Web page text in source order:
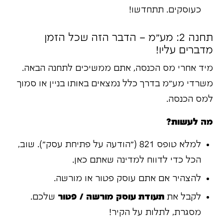
כעוסקים. תתחדשו!
תחנה 2: מע"מ – הדבר הזה שכל הזמן
מדברים עליו!
מיד אחרי מס הכנסה, אתם ממשיכים לתחנה הבאה.
משרדי מע"מ בדרך כלל נמצאים באותו בניין או סמוך
למס הכנסה.
מה לעשות?
למלא טופס 821 ("הודעה על פתיחת עסק"). שוב,
הכל כדי לדווח למדינה שאתם כאן.
להצהיר אם אתם עוסק פטור או מורשה.
לקבל את תעודת עוסק מורשה / פטור שלכם.
מסגרת, לתלות על הקיר!